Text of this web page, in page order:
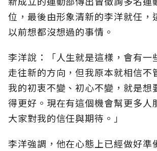
位，最後由形象清新的李洋就任，
以前想都沒想過的事情。
李洋說：「人生就是這樣，會有一
走往新的方向，但我原本就相信不
我的初衷不變、初心不變，就是想
得更好。現在有這個機會幫更多人
大家對我的信任與期待。」
李洋強調，他在心態上已經做好準